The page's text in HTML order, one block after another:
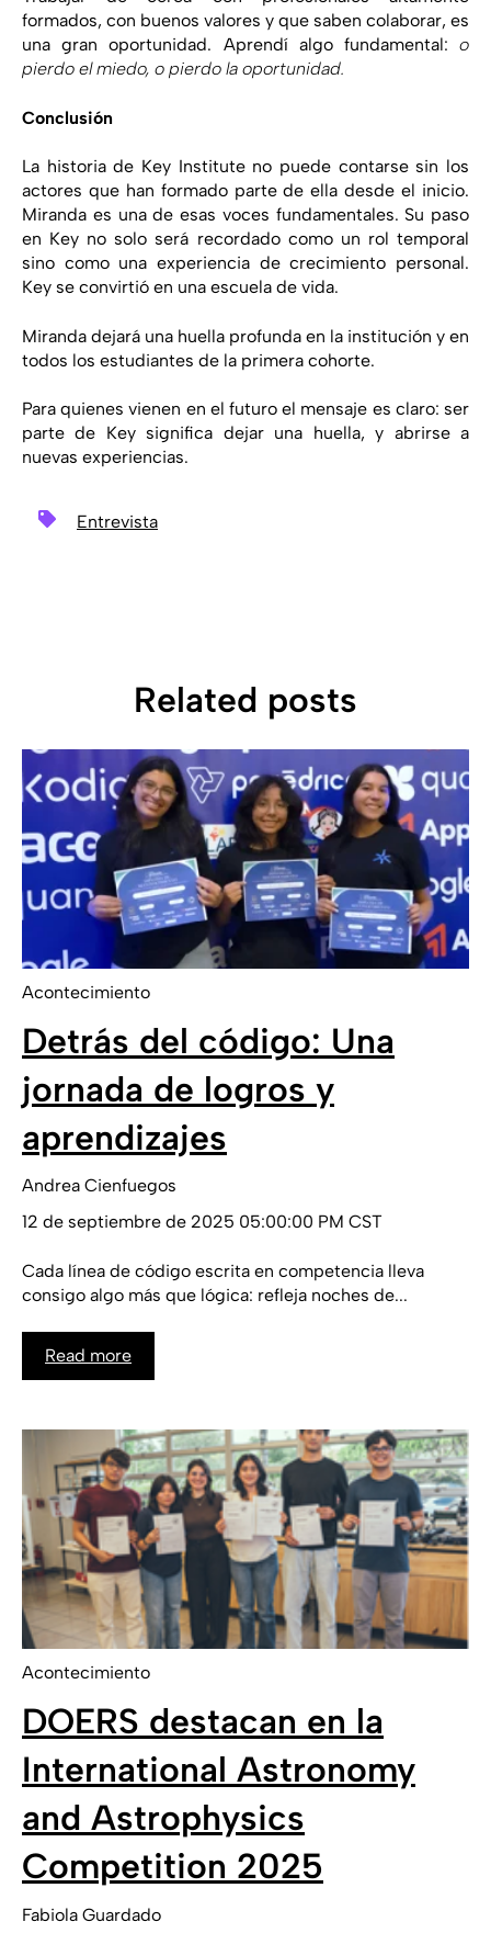
formados, con buenos valores y que saben colaborar, es
una gran oportunidad. Aprendí algo fundamental: o
pierdo el miedo, o pierdo la oportunidad.
Conclusión
La historia de Key Institute no puede contarse sin los
actores que han formado parte de ella desde el inicio.
Miranda es una de esas voces fundamentales. Su paso
en Key no solo será recordado como un rol temporal
sino como una experiencia de crecimiento personal.
Key se convirtió en una escuela de vida.
Miranda dejará una huella profunda en la institución y en
todos los estudiantes de la primera cohorte.
Para quienes vienen en el futuro el mensaje es claro: ser
parte de Key significa dejar una huella, y abrirse a
nuevas experiencias.
Entrevista
Related posts
Acontecimiento
Detrás del código: Una
jornada de logros y
aprendizajes
Andrea Cienfuegos
12 de septiembre de 2025 05:00:00 PM CST
Cada línea de código escrita en competencia lleva
consigo algo más que lógica: refleja noches de...
Read more
Acontecimiento
DOERS destacan en la
International Astronomy
and Astrophysics
Competition 2025
Fabiola Guardado